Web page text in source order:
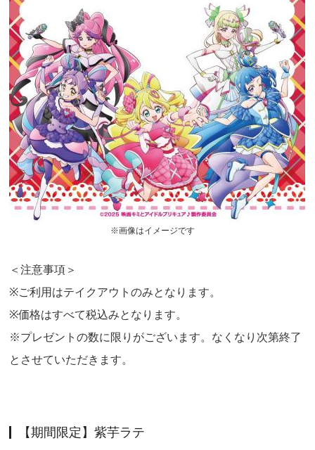
※画像はイメージです
＜注意事項＞
※ご利用はテイクアウトのみとなります。
※価格はすべて税込みとなります。
※プレゼントの数に限りがございます。なくなり次第終了
とさせていただきます。
【期間限定】紫芋ラテ